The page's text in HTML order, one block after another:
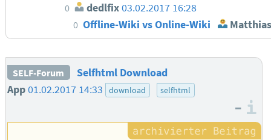
0 dedlfix03.02.2017 16:28
0 Offline-Wiki vs Online-Wiki
SELF-Forum
Selfhtml Download
App01.02.2017 14:33 download selfhtml
–